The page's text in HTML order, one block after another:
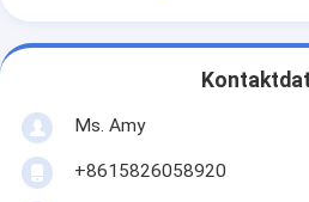
Ms. Amy
+8615826058920